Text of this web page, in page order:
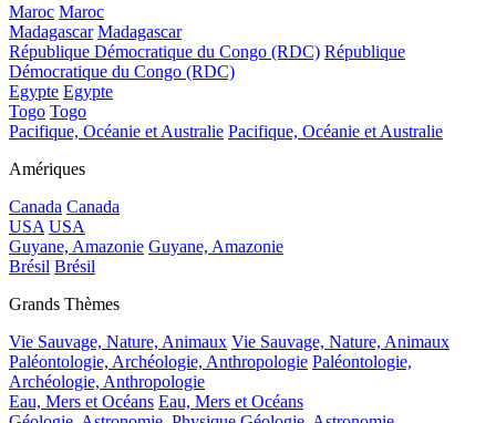
Maroc Maroc
Madagascar Madagascar
République Démocratique du Congo (RDC) République
Démocratique du Congo (RDC)
Egypte Egypte
Togo Togo
Pacifique, Océanie et Australie Pacifique, Océanie et Australie
Amériques
Canada Canada
USA USA
Guyane, Amazonie Guyane, Amazonie
Brésil Brésil
Grands Thèmes
Vie Sauvage, Nature, Animaux Vie Sauvage, Nature, Animaux
Paléontologie, Archéologie, Anthropologie Paléontologie,
Archéologie, Anthropologie
Eau, Mers et Océans Eau, Mers et Océans